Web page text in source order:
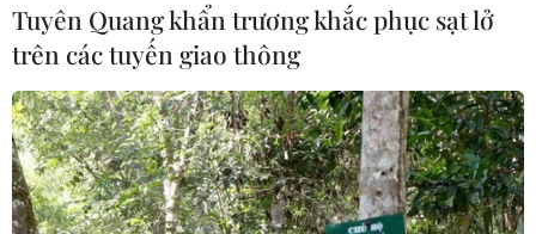
Tuyên Quang khẩn trương khắc phục sạt lở
trên các tuyến giao thông